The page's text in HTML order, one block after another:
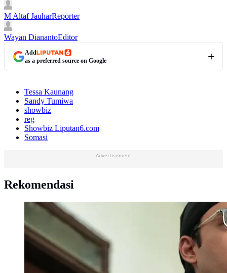
M Altaf JauharReporter
Wayan DianantoEditor
Add
as a preferred source on Google
Tessa Kaunang
Sandy Tumiwa
showbiz
reg
Showbiz Liputan6.com
Somasi
Advertisement
Rekomendasi